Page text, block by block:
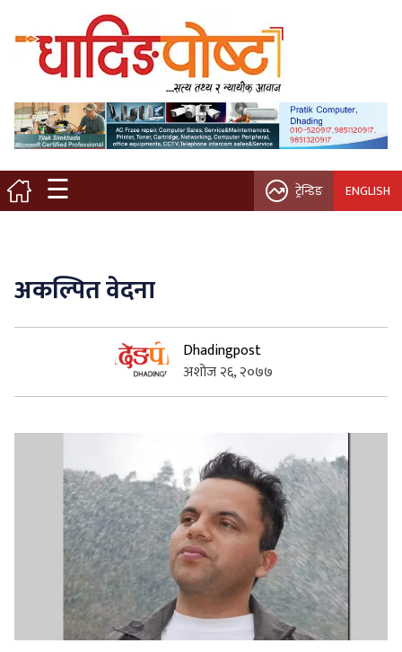
☰
मुख्य पृष्ठ
स्थानीय समाचार
विचार / ब्लग
नगर/गाउँ पालिका
प्रवास
सुचनाहरु
ट्रेन्डिङ ENGLISH
अकल्पित वेदना
Dhadingpost
अशोज २६, २०७७